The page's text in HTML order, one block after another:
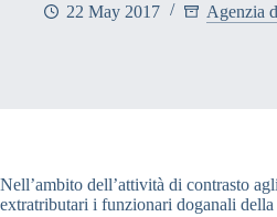
22 May 2017 Agenzia
Nell’ambito dell’attività di contrasto
extratributari i funzionari doganali